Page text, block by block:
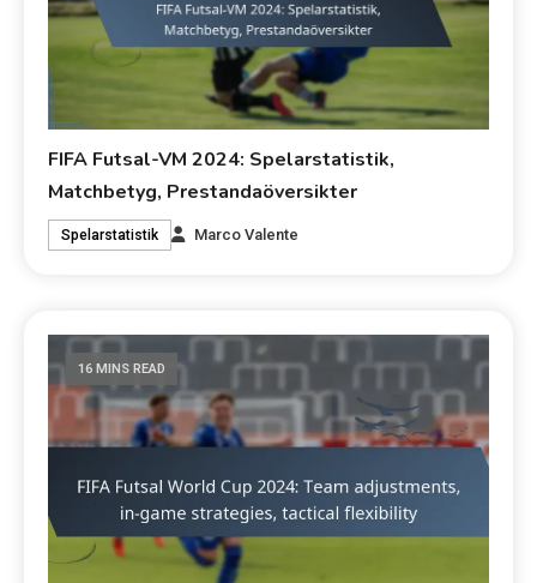
FIFA Futsal-VM 2024: Spelarstatistik,
Matchbetyg, Prestandaöversikter
Spelarstatistik Marco Valente
16 MINS READ